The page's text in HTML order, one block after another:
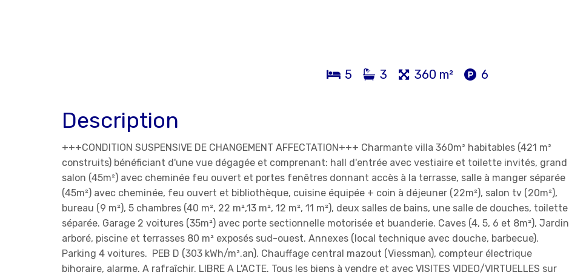
5 3 360 m² 6
Description
+++CONDITION SUSPENSIVE DE CHANGEMENT AFFECTATION+++ Charmante villa 360m² habitables (421 m²
construits) bénéficiant d'une vue dégagée et comprenant: hall d'entrée avec vestiaire et toilette invités, grand
salon (45m²) avec cheminée feu ouvert et portes fenêtres donnant accès à la terrasse, salle à manger séparée
(45m²) avec cheminée, feu ouvert et bibliothèque, cuisine équipée + coin à déjeuner (22m²), salon tv (20m²),
bureau (9 m²), 5 chambres (40 m², 22 m²,13 m², 12 m², 11 m²), deux salles de bains, une salle de douches, toilette
séparée. Garage 2 voitures (35m²) avec porte sectionnelle motorisée et buanderie. Caves (4, 5, 6 et 8m²), Jardin
arboré, piscine et terrasses 80 m² exposés sud-ouest. Annexes (local technique avec douche, barbecue).
Parking 4 voitures. PEB D (303 kWh/m².an). Chauffage central mazout (Viessman), compteur électrique
bihoraire, alarme. A rafraîchir. LIBRE A L'ACTE. Tous les biens à vendre et avec VISITES VIDEO/VIRTUELLES sur